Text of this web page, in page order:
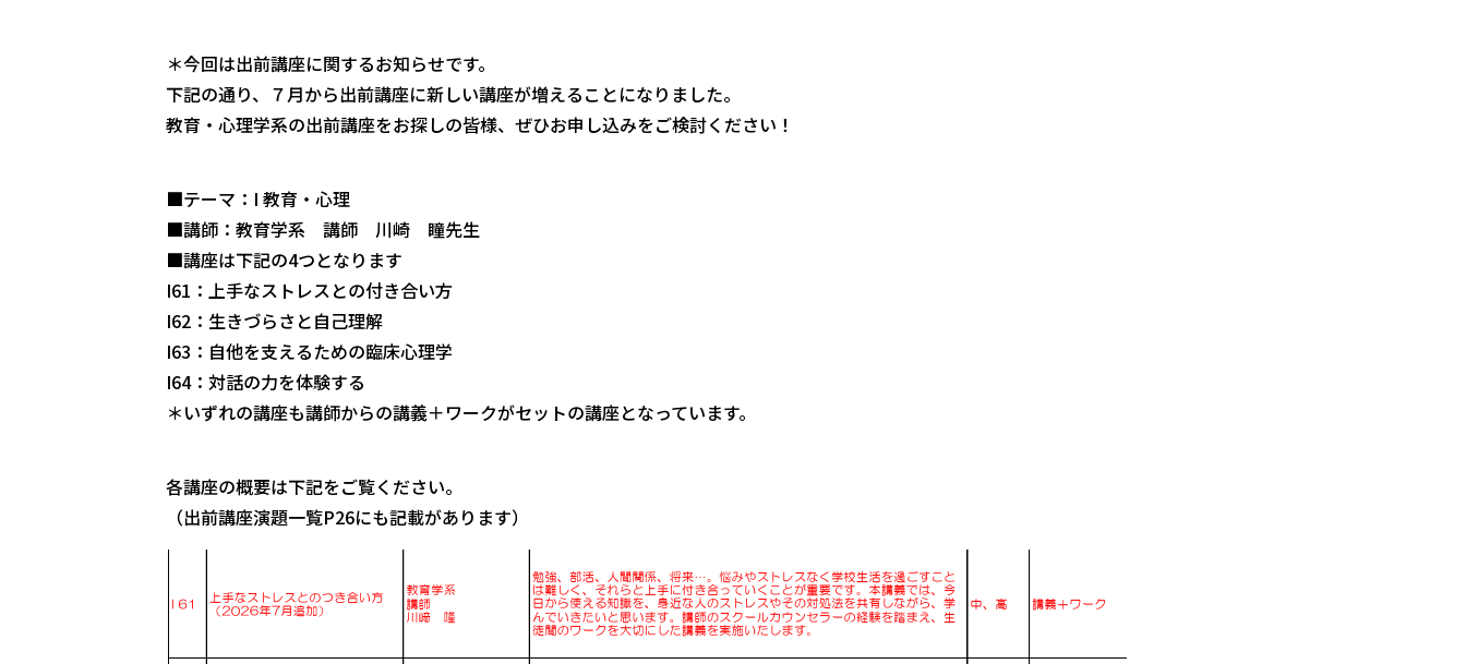
＊今回は出前講座に関するお知らせです。
下記の通り、７月から出前講座に新しい講座が増えることになりました。
教育・心理学系の出前講座をお探しの皆様、ぜひお申し込みをご検討ください！
■テーマ：I 教育・心理
■講師：教育学系 講師 川崎 瞳先生
■講座は下記の4つとなります
I61：上手なストレスとの付き合い方
I62：生きづらさと自己理解
I63：自他を支えるための臨床心理学
I64：対話の力を体験する
＊いずれの講座も講師からの講義＋ワークがセットの講座となっています。
各講座の概要は下記をご覧ください。
（出前講座演題一覧P26にも記載があります）